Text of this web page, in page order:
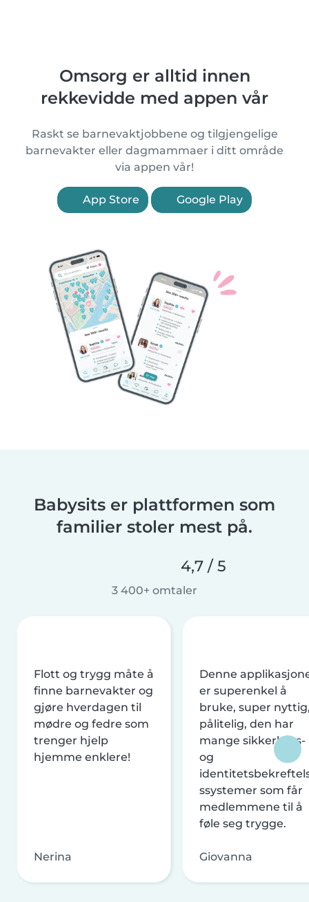
Omsorg er alltid innen
rekkevidde med appen vår
Raskt se barnevaktjobbene og tilgjengelige
barnevakter eller dagmammaer i ditt område
via appen vår!
App Store Google Play
Babysits er plattformen som
familier stoler mest på.
4,7 / 5
3 400+ omtaler
Flott og trygg måte å
finne barnevakter og
gjøre hverdagen til
mødre og fedre som
trenger hjelp
hjemme enklere!
Nerina
Denne
er superenkel å
bruke, super
pålitelig, den har
mange sikkerhets-
og
ssystemer som får
medlemmene til å
føle seg trygge.
Giovanna